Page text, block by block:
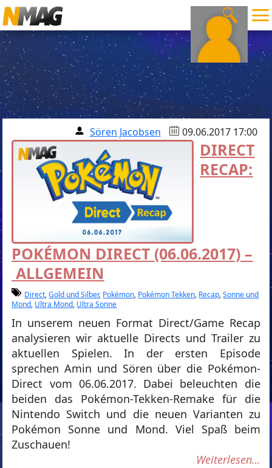
Sören Jacobsen 09.06.2017 17:00
DIRECT
RECAP:
POKÉMON DIRECT (06.06.2017) –
ALLGEMEIN
Direct,Gold und Silber, Pokémon, Pokémon Tekken, Recap,Sonne und
Mond, Ultra Mond, Ultra Sonne
In unserem neuen Format Direct/Game Recap
analysieren wir aktuelle Directs und Trailer zu
aktuellen Spielen. In der ersten Episode
sprechen Amin und Sören über die Pokémon-
Direct vom 06.06.2017. Dabei beleuchten die
beiden das Pokémon-Tekken-Remake für die
Nintendo Switch und die neuen Varianten zu
Pokémon Sonne und Mond. Viel Spaß beim
Zuschauen!
Weiterlesen…